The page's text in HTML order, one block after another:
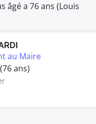
âgé a 76 ans (Louis
au Maire
ans)